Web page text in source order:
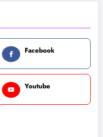
Facebook
Youtube